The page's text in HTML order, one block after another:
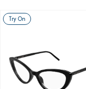
Try On